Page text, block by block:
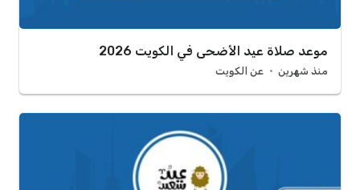
موعد صلاة عيد الأضحى في الكويت 2026
منذ شهرين عن الكويت